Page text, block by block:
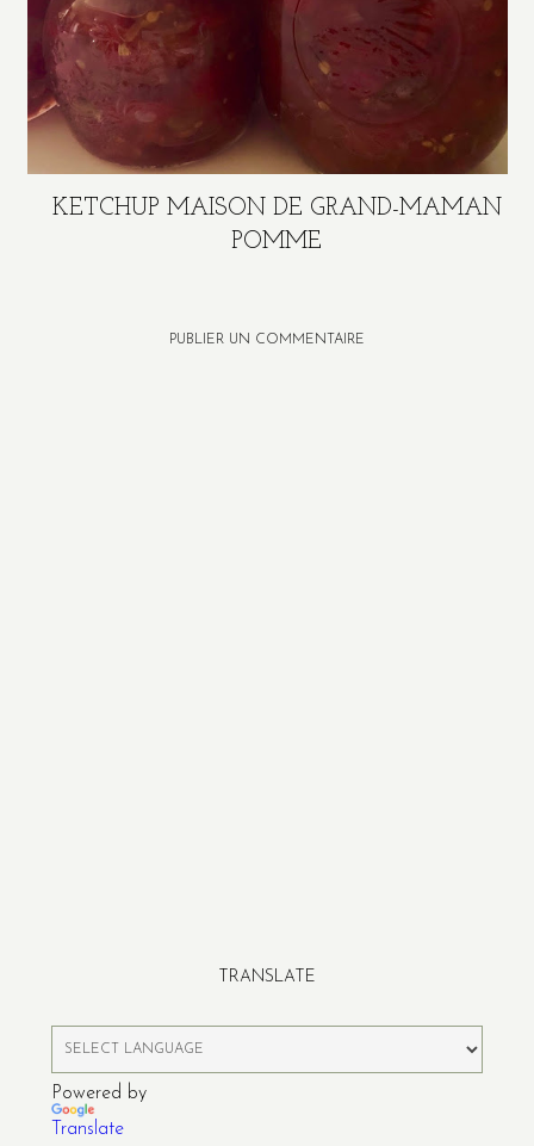
KETCHUP MAISON DE GRAND-MAMAN
POMME
PUBLIER UN COMMENTAIRE
TRANSLATE
Powered by
Translate